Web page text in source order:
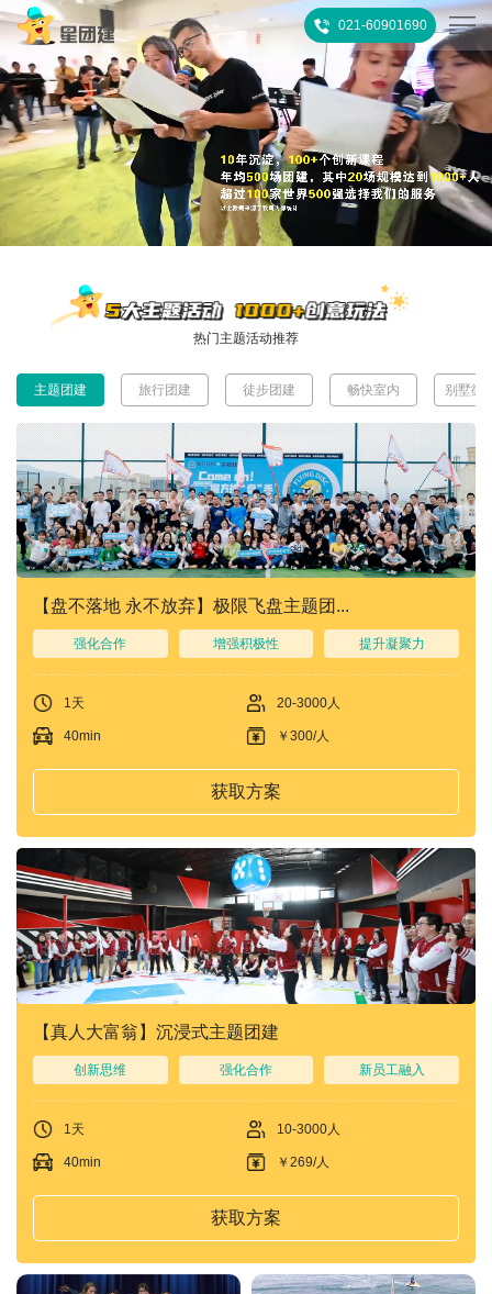
021-60901690
首
页
热
门
推
所
有
客
热门主题活动推荐
主题团建 旅行团建 徒步团建 畅快室内 别墅微
【盘不落地 永不放弃】极限飞盘主题团...
强化合作 增强积极性 提升凝聚力
1天 20-3000人
40min ￥300/人
获取方案
【真人大富翁】沉浸式主题团建
创新思维 强化合作 新员工融入
1天 10-3000人
40min ￥269/人
获取方案